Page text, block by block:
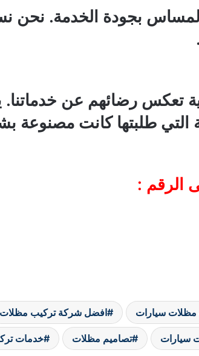
بجودة الخدمة. نحن
تعكس رضائهم عن
التي طلبتها كانت مصنوعة
الرقم :
مظلات سيارات افضل شركة تركيب مظلات
سيارات تصاميم مظلات خدمات